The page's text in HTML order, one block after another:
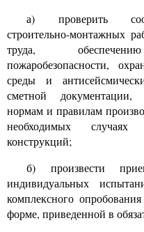
а) проверить
строительно-монтажных
труда, обеспечению
пожаробезопасности,
среды и
сметной документации,
нормам и правилам
необходимых случаях
конструкций;
б) произвести
индивидуальных
комплексного
форме, приведенной в